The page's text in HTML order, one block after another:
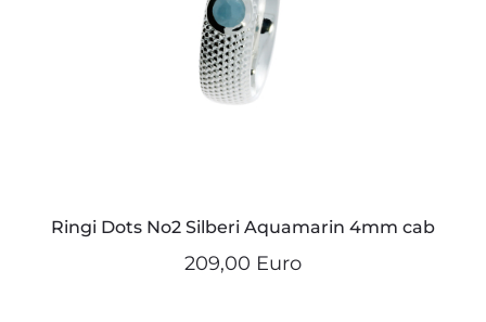
Ringi Dots No2 Silberi Aquamarin 4mm cab
209,00 Euro